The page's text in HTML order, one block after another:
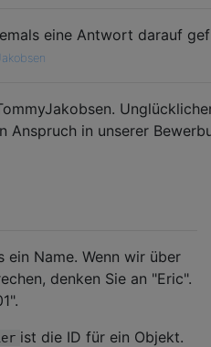
eine Antwort darauf
Anspruch in unserer
ein Name. Wenn wir über
denken Sie an "Eric".
ist die ID für ein Objekt.